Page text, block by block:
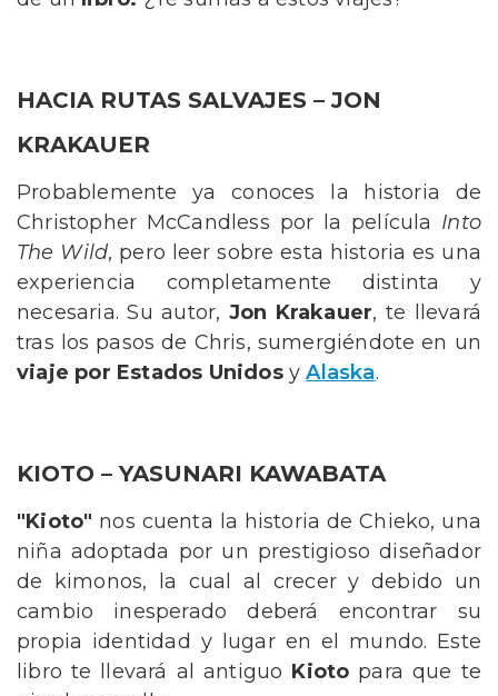
HACIA RUTAS SALVAJES – JON
KRAKAUER
Probablemente ya conoces la historia de
Christopher McCandless por la película Into
The Wild, pero leer sobre esta historia es una
experiencia completamente distinta y
necesaria. Su autor, Jon Krakauer, te llevará
tras los pasos de Chris, sumergiéndote en un
viaje por Estados UnidosyAlaska.
KIOTO – YASUNARI KAWABATA
"Kioto" nos cuenta la historia de Chieko, una
niña adoptada por un prestigioso diseñador
de kimonos, la cual al crecer y debido un
cambio inesperado deberá encontrar su
propia identidad y lugar en el mundo. Este
libro te llevará al antiguo Kioto para que te